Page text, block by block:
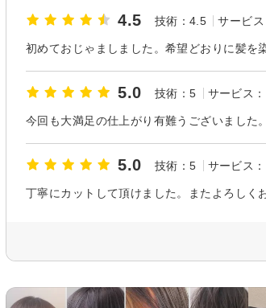
4.5 技術：4.5 サービ
5.0 技術：5 サービス
5.0 技術：5 サービス
丁寧にカットして頂けました。またよろしく